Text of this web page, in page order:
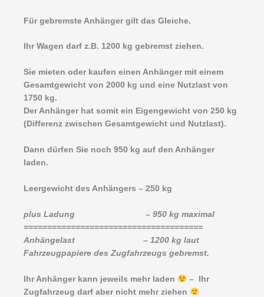
Für gebremste Anhänger gilt das Gleiche.
Ihr Wagen darf z.B. 1200 kg gebremst ziehen.
Sie mieten oder kaufen einen Anhänger mit einem
Gesamtgewicht von 2000 kg und eine Nutzlast von
1750 kg.
Der Anhänger hat somit ein Eigengewicht von 250 kg
(Differenz zwischen Gesamtgewicht und Nutzlast).
Dann dürfen Sie noch 950 kg auf den Anhänger
laden.
Leergewicht des Anhängers – 250 kg
plus Ladung – 950 kg maximal
======================================
Anhängelast – 1200 kg laut
Fahrzeugpapiere des Zugfahrzeugs gebremst.
Ihr Anhänger kann jeweils mehr laden
– Ihr
Zugfahrzeug darf aber nicht mehr ziehen